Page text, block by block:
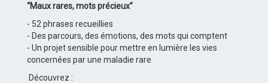
“Maux rares, mots précieux”
- 52 phrases recueillies
- Des parcours, des émotions, des mots qui comptent
- Un projet sensible pour mettre en lumière les vies
concernées par une maladie rare
Découvrez :